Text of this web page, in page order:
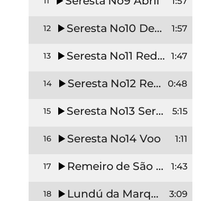
12 Seresta No10 Desejo 1:57
13 Seresta No11 Redondilha 1:47
14 Seresta No12 Realejo 0:48
15 Seresta No13 Serenata 5:15
16 Seresta No14 Voo 1:11
17 Remeiro de São Francisco 1:43
18 Lundú da Marquesa de Santos 3:09